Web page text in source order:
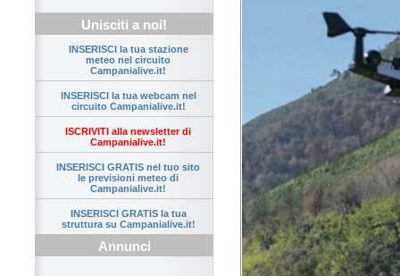
Unisciti a noi!
INSERISCI la tua stazione
meteo nel circuito
Campanialive.it!
INSERISCI la tua webcam nel
circuito Campanialive.it!
ISCRIVITI alla newsletter di
Campanialive.it!
INSERISCI GRATIS nel tuo sito
le previsioni meteo di
Campanialive.it!
INSERISCI GRATIS la tua
struttura su Campanialive.it!
Annunci